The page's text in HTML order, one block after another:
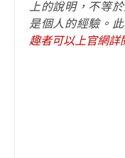
上的說明，不等
是個人的經驗。
趣者可以上官網詳